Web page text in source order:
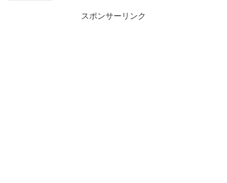
スポンサーリンク